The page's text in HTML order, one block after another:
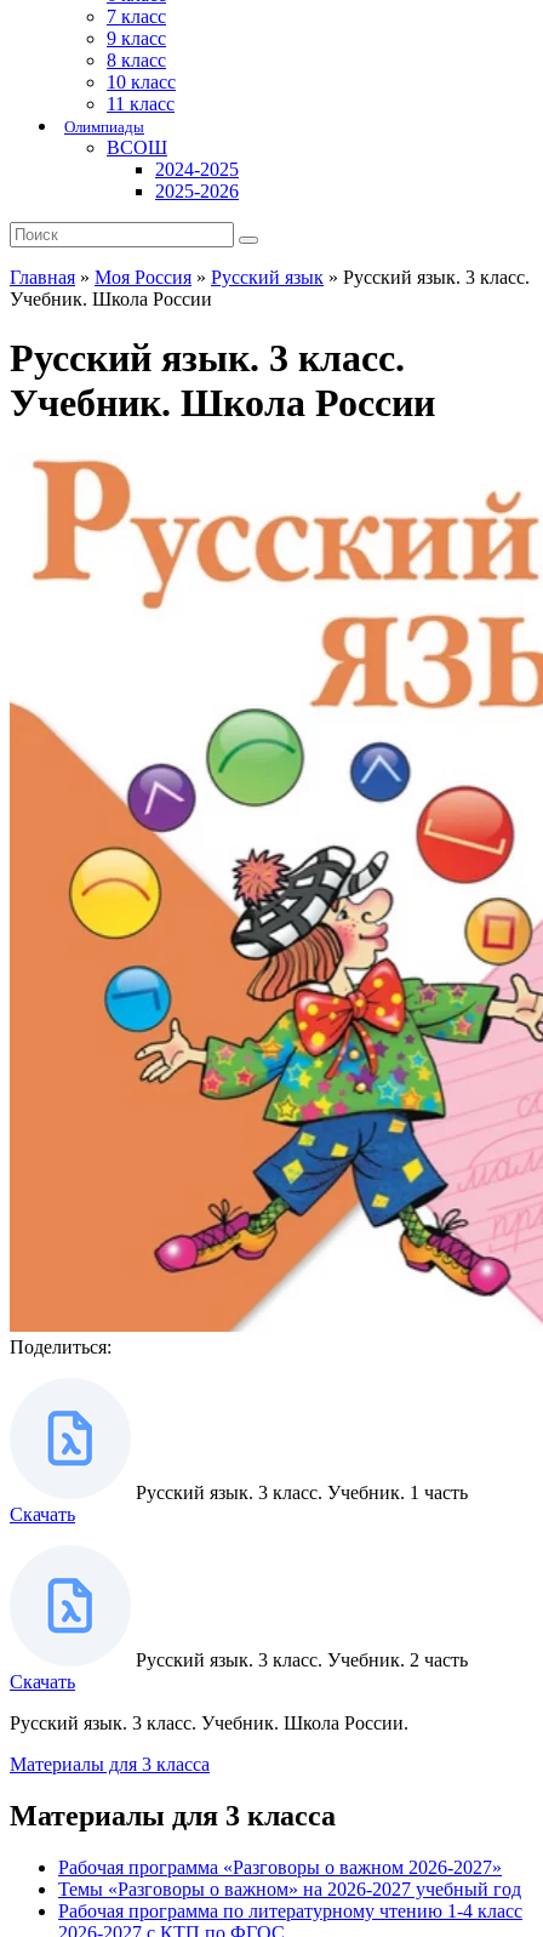
7 класс
9 класс
8 класс
10 класс
11 класс
Олимпиады
ВСОШ
2024-2025
2025-2026
Главная » Моя Россия » Русский язык » Русский язык. 3 класс.
Учебник. Школа России
Русский язык. 3 класс.
Учебник. Школа России
Поделиться:
Русский язык. 3 класс. Учебник. 1 часть
Скачать
Русский язык. 3 класс. Учебник. 2 часть
Скачать
Русский язык. 3 класс. Учебник. Школа России.
Материалы для 3 класса
Материалы для 3 класса
Рабочая программа «Разговоры о важном 2026-2027»
Темы «Разговоры о важном» на 2026-2027 учебный год
Рабочая программа по литературному чтению 1-4 класс
2026-2027 с КТП по ФГОС